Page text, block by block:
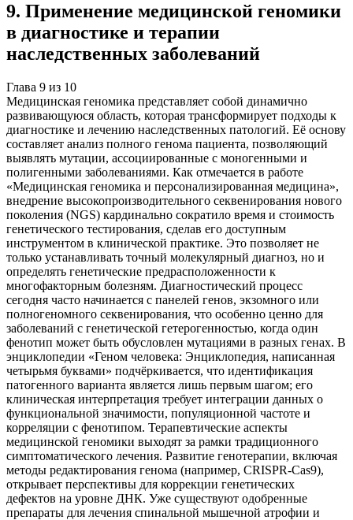
9. Применение медицинской геномики
в диагностике и терапии
наследственных заболеваний
Глава 9 из 10
Медицинская геномика представляет собой динамично
развивающуюся область, которая трансформирует подходы к
диагностике и лечению наследственных патологий. Её основу
составляет анализ полного генома пациента, позволяющий
выявлять мутации, ассоциированные с моногенными и
полигенными заболеваниями. Как отмечается в работе
«Медицинская геномика и персонализированная медицина»,
внедрение высокопроизводительного секвенирования нового
поколения (NGS) кардинально сократило время и стоимость
генетического тестирования, сделав его доступным
инструментом в клинической практике. Это позволяет не
только устанавливать точный молекулярный диагноз, но и
определять генетические предрасположенности к
многофакторным болезням. Диагностический процесс
сегодня часто начинается с панелей генов, экзомного или
полногеномного секвенирования, что особенно ценно для
заболеваний с генетической гетерогенностью, когда один
фенотип может быть обусловлен мутациями в разных генах. В
энциклопедии «Геном человека: Энциклопедия, написанная
четырьмя буквами» подчёркивается, что идентификация
патогенного варианта является лишь первым шагом; его
клиническая интерпретация требует интеграции данных о
функциональной значимости, популяционной частоте и
корреляции с фенотипом. Терапевтические аспекты
медицинской геномики выходят за рамки традиционного
симптоматического лечения. Развитие генотерапии, включая
методы редактирования генома (например, CRISPR-Cas9),
открывает перспективы для коррекции генетических
дефектов на уровне ДНК. Уже существуют одобренные
препараты для лечения спинальной мышечной атрофии и